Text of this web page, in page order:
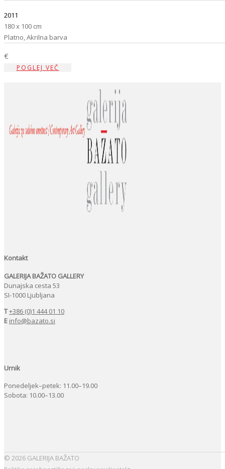
2011
180 x 100 cm
Platno, Akrilna barva
€
POGLEJ VEČ
Kontakt
GALERIJA BAŽATO GALLERY
Dunajska cesta 53
SI-1000 Ljubljana
T+386 (0)1 444 01 10
E info@bazato.si
Urnik
Ponedeljek–petek: 11.00–19.00
Sobota: 10.00–13.00
© 2026 GALERIJA BAŽATO